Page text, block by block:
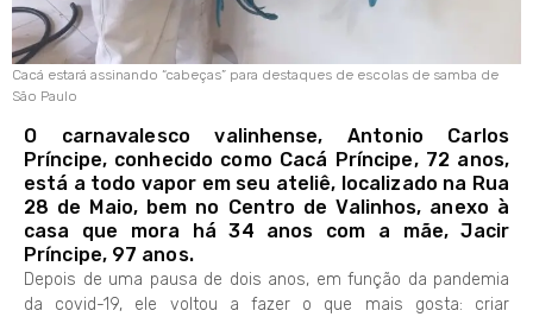
Cacá estará assinando “cabeças” para destaques de escolas de samba de
São Paulo
O carnavalesco valinhense, Antonio Carlos
Príncipe, conhecido como Cacá Príncipe, 72 anos,
está a todo vapor em seu ateliê, localizado na Rua
28 de Maio, bem no Centro de Valinhos, anexo à
casa que mora há 34 anos com a mãe, Jacir
Príncipe, 97 anos.
Depois de uma pausa de dois anos, em função da pandemia
da covid-19, ele voltou a fazer o que mais gosta: criar